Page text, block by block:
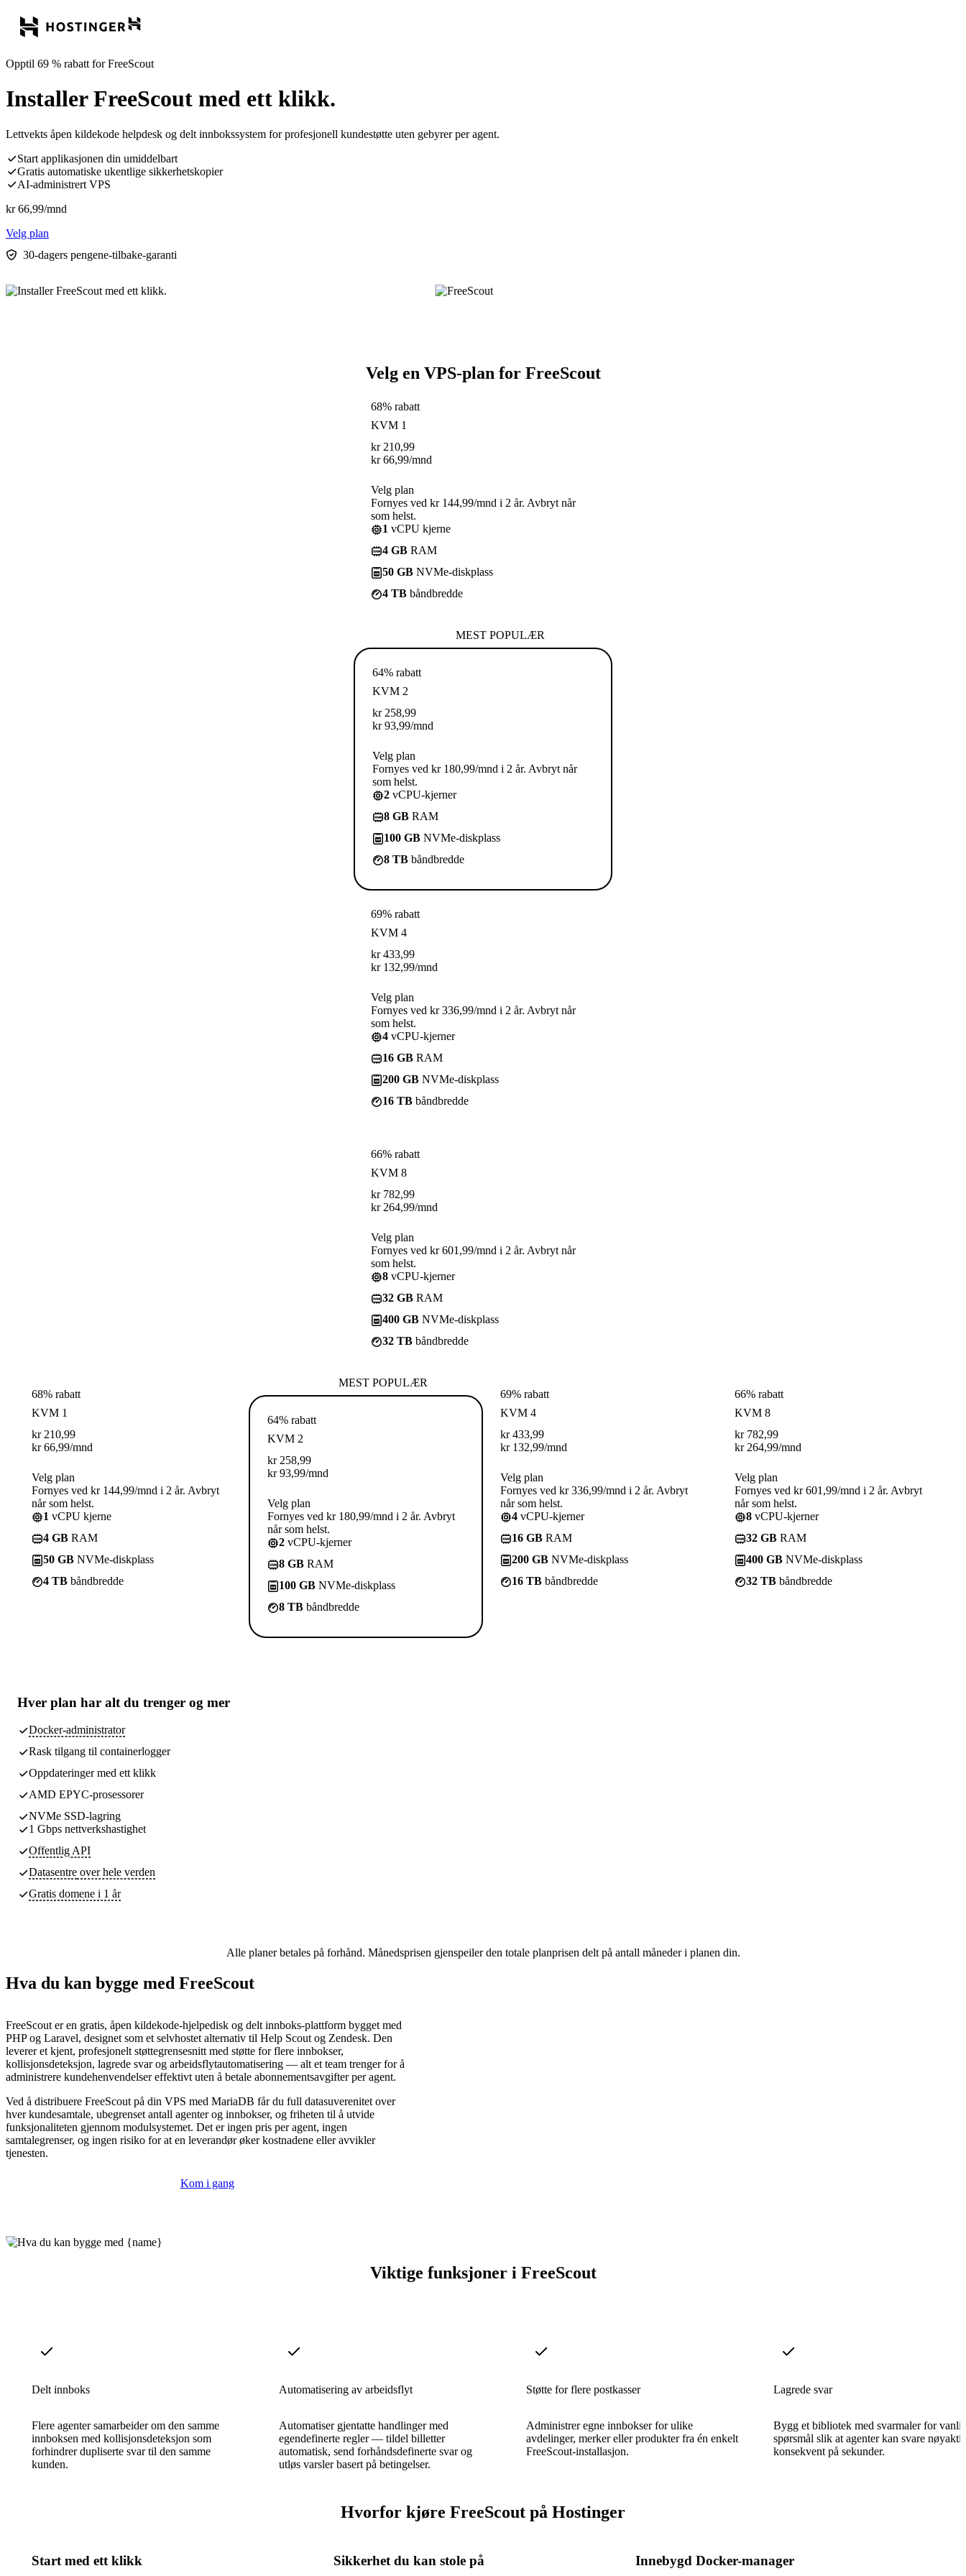
Opptil 69 % rabatt for FreeScout
Installer FreeScout med ett klikk.
Lettvekts åpen kildekode helpdesk og delt innbokssystem for profesjonell kundestøtte uten gebyrer per agent.
Start applikasjonen din umiddelbart
Gratis automatiske ukentlige sikkerhetskopier
AI-administrert VPS
kr 66,99/mnd
Velg plan
30-dagers pengene-tilbake-garanti
Velg en VPS-plan for FreeScout
68% rabatt
KVM 1
kr 210,99
kr 66,99/mnd
Velg plan
Fornyes ved kr 144,99/mnd i 2 år. Avbryt når
som helst.
1 vCPU kjerne
4 GB RAM
50 GB NVMe-diskplass
4 TB båndbredde
MEST POPULÆR
64% rabatt
KVM 2
kr 258,99
kr 93,99/mnd
Velg plan
Fornyes ved kr 180,99/mnd i 2 år. Avbryt når
som helst.
2 vCPU-kjerner
8 GB RAM
100 GB NVMe-diskplass
8 TB båndbredde
69% rabatt
KVM 4
kr 433,99
kr 132,99/mnd
Velg plan
Fornyes ved kr 336,99/mnd i 2 år. Avbryt når
som helst.
4 vCPU-kjerner
16 GB RAM
200 GB NVMe-diskplass
16 TB båndbredde
66% rabatt
KVM 8
kr 782,99
kr 264,99/mnd
Velg plan
Fornyes ved kr 601,99/mnd i 2 år. Avbryt når
som helst.
8 vCPU-kjerner
32 GB RAM
400 GB NVMe-diskplass
32 TB båndbredde
68% rabatt
KVM 1
kr 210,99
kr 66,99/mnd
Velg plan
Fornyes ved kr 144,99/mnd i 2 år. Avbryt
når som helst.
1 vCPU kjerne
4 GB RAM
50 GB NVMe-diskplass
4 TB båndbredde
MEST POPULÆR
64% rabatt
KVM 2
kr 258,99
kr 93,99/mnd
Velg plan
Fornyes ved kr 180,99/mnd i 2 år. Avbryt
når som helst.
2 vCPU-kjerner
8 GB RAM
100 GB NVMe-diskplass
8 TB båndbredde
69% rabatt
KVM 4
kr 433,99
kr 132,99/mnd
Velg plan
Fornyes ved kr 336,99/mnd i 2 år. Avbryt
når som helst.
4 vCPU-kjerner
16 GB RAM
200 GB NVMe-diskplass
16 TB båndbredde
66% rabatt
KVM 8
kr 782,99
kr 264,99/mnd
Velg plan
Fornyes ved kr 601,99/mnd i 2 år. Avbryt
når som helst.
8 vCPU-kjerner
32 GB RAM
400 GB NVMe-diskplass
32 TB båndbredde
Hver plan har alt du trenger og mer
Docker-administrator
Rask tilgang til containerlogger
Oppdateringer med ett klikk
AMD EPYC-prosessorer
NVMe SSD-lagring
1 Gbps nettverkshastighet
Offentlig API
Datasentre over hele verden
Gratis domene i 1 år
Alle planer betales på forhånd. Månedsprisen gjenspeiler den totale planprisen delt på antall måneder i planen din.
Hva du kan bygge med FreeScout
FreeScout er en gratis, åpen kildekode-hjelpedisk og delt innboks-plattform bygget med
PHP og Laravel, designet som et selvhostet alternativ til Help Scout og Zendesk. Den
leverer et kjent, profesjonelt støttegrensesnitt med støtte for flere innbokser,
kollisjonsdeteksjon, lagrede svar og arbeidsflytautomatisering — alt et team trenger for å
administrere kundehenvendelser effektivt uten å betale abonnementsavgifter per agent.
Ved å distribuere FreeScout på din VPS med MariaDB får du full datasuverenitet over
hver kundesamtale, ubegrenset antall agenter og innbokser, og friheten til å utvide
funksjonaliteten gjennom modulsystemet. Det er ingen pris per agent, ingen
samtalegrenser, og ingen risiko for at en leverandør øker kostnadene eller avvikler
tjenesten.
Kom i gang
Viktige funksjoner i FreeScout
Delt innboks
Flere agenter samarbeider om den samme
innboksen med kollisjonsdeteksjon som
forhindrer dupliserte svar til den samme
kunden.
Automatisering av arbeidsflyt
Automatiser gjentatte handlinger med
egendefinerte regler — tildel billetter
automatisk, send forhåndsdefinerte svar og
utløs varsler basert på betingelser.
Støtte for flere postkasser
Administrer egne innbokser for ulike
avdelinger, merker eller produkter fra én enkelt
FreeScout-installasjon.
Lagrede svar
Bygg et bibliotek med svarmaler for
spørsmål slik at agenter kan svare
konsekvent på sekunder.
Hvorfor kjøre FreeScout på Hostinger
Start med ett klikk Sikkerhet du kan stole på Innebygd Docker-manager